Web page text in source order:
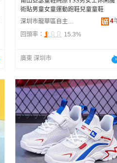
術貼男童女童運動跑鞋兒童童鞋
深圳市龍華區自主耐尅三葉草童品鞋服商行
4
回頭率：
15.3%
廣東 深圳市